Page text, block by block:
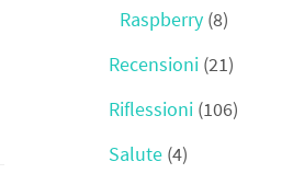
Raspberry (8)
Recensioni (21)
Riflessioni (106)
Salute (4)